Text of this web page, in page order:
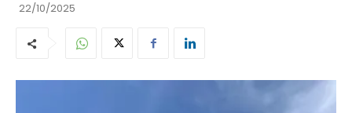
22/10/2025